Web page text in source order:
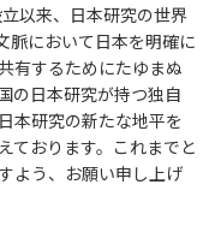
以来、日本研究の世界
脈において日本を明確に
有するためにたゆまぬ
の日本研究が持つ独自
本研究の新たな地平を
ております。これまでと
よう、お願い申し上げ